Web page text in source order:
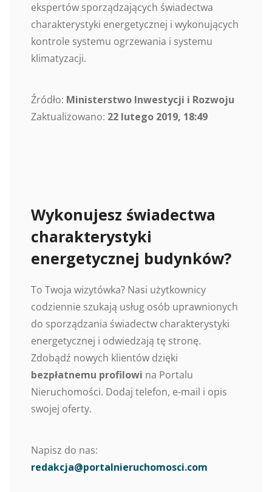
ekspertów sporządzających świadectwa
charakterystyki energetycznej i wykonujących
kontrole systemu ogrzewania i systemu
klimatyzacji.
Źródło: Ministerstwo Inwestycji i Rozwoju
Zaktualizowano: 22 lutego 2019, 18:49
Wykonujesz świadectwa
charakterystyki
energetycznej budynków?
To Twoja wizytówka? Nasi użytkownicy
codziennie szukają usług osób uprawnionych
do sporządzania świadectw charakterystyki
energetycznej i odwiedzają tę stronę.
Zdobądź nowych klientów dzięki
bezpłatnemu profilowi na Portalu
Nieruchomości. Dodaj telefon, e-mail i opis
swojej oferty.
Napisz do nas:
redakcja@portalnieruchomosci.com